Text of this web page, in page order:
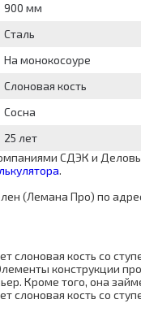
900 мм
Сталь
На монокосоуре
Слоновая кость
Сосна
25 лет
СДЭК и
.
(Лемана Про) по
кость со
конструкции
Кроме того, она
кость со